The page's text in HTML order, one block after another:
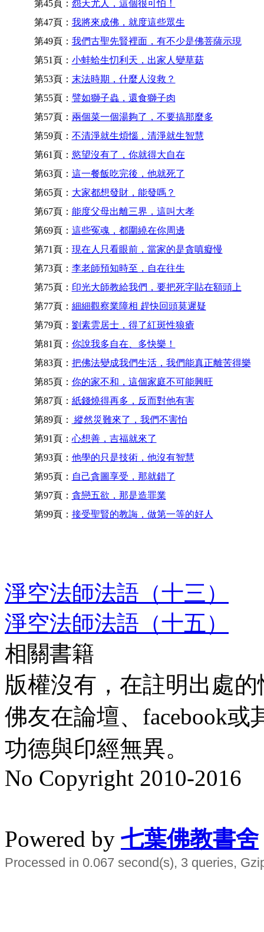
第45頁： 怨天尤人，這個很可怕！
第47頁： 我將來成佛，就度這些眾生
第49頁： 我們古聖先賢裡面，有不少是佛菩薩示現
第51頁： 小蚌蛤生忉利天，出家人變草菇
第53頁： 末法時期，什麼人沒救？
第55頁： 譬如獅子蟲，還食獅子肉
第57頁： 兩個菜一個湯夠了，不要搞那麼多
第59頁： 不清淨就生煩惱，清淨就生智慧
第61頁： 慾望沒有了，你就得大自在
第63頁： 這一餐飯吃完後，他就死了
第65頁： 大家都想發財，能發嗎？
第67頁： 能度父母出離三界，這叫大孝
第69頁： 這些冤魂，都圍繞在你周邊
第71頁： 現在人只看眼前，當家的是貪嗔癡慢
第73頁： 李老師預知時至，自在往生
第75頁： 印光大師教給我們，要把死字貼在額頭上
第77頁： 細細觀察業障相 趕快回頭莫遲疑
第79頁： 劉素雲居士，得了紅斑性狼瘡
第81頁： 你說我多自在、多快樂！
第83頁： 把佛法變成我們生活，我們能真正離苦得樂
第85頁： 你的家不和，這個家庭不可能興旺
第87頁： 紙錢燒得再多，反而對他有害
第89頁：
縱然災難來了，我們不害怕
第91頁： 心想善，吉福就來了
第93頁： 他學的只是技術，他沒有智慧
第95頁： 自己貪圖享受，那就錯了
第97頁： 貪戀五欲，那是造罪業
第99頁： 接受聖賢的教誨，做第一等的好人
淨空法師法語（十三）
淨空法師法語（十五）
相關書籍
版權沒有，在註明出處
佛友在論壇、facebook
功德與印經無異。
No Copyright 2010-2016
Powered by 七葉佛教書舍
Processed in 0.067 second(s), 3 queries,